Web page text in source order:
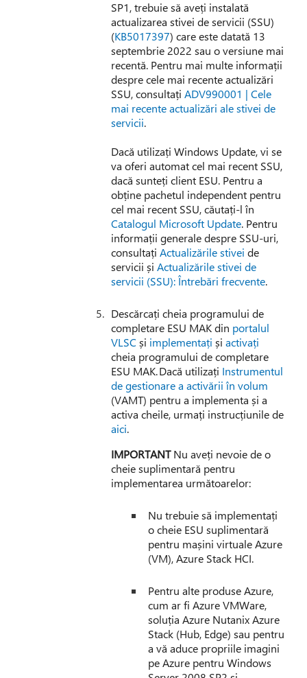
SP1, trebuie să aveți instalată
actualizarea stivei de servicii (SSU)
(KB5017397) care este datată 13
septembrie 2022 sau o versiune mai
recentă. Pentru mai multe informații
despre cele mai recente actualizări
SSU, consultațiADV990001 | Cele
mai recente actualizări ale stivei de
servicii.
Dacă utilizați Windows Update, vi se
va oferi automat cel mai recent SSU,
dacă sunteți client ESU. Pentru a
obține pachetul independent pentru
cel mai recent SSU, căutați-l în
Catalogul Microsoft Update. Pentru
informații generale despre SSU-uri,
consultațiActualizările stivei de
servicii șiActualizările stivei de
servicii (SSU): Întrebări frecvente.
Descărcați cheia programului de
completare ESU MAK din portalul
VLSC și implementați șiactivați
cheia programului de completare
ESU MAK. Dacă utilizați Instrumentul
de gestionare a activării în volum
(VAMT) pentru a implementa și a
activa cheile, urmați instrucțiunile de
aici.
IMPORTANTNu aveți nevoie de o
cheie suplimentară pentru
implementarea următoarelor:
Nu trebuie să implementați
o cheie ESU suplimentară
pentru mașini virtuale Azure
(VM), Azure Stack HCI.
Pentru alte produse Azure,
cum ar fi Azure VMWare,
soluția Azure Nutanix Azure
Stack (Hub, Edge) sau pentru
a vă aduce propriile imagini
pe Azure pentru Windows